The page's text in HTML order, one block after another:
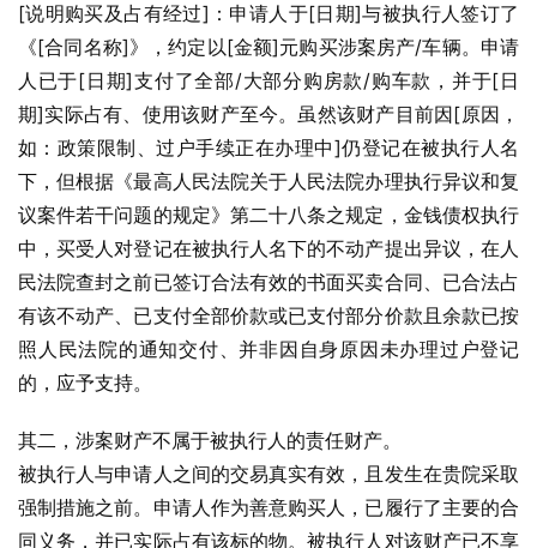
[说明购买及占有经过]：申请人于[日期]与被执行人签订了
《[合同名称]》，约定以[金额]元购买涉案房产/车辆。申请
人已于[日期]支付了全部/大部分购房款/购车款，并于[日
期]实际占有、使用该财产至今。虽然该财产目前因[原因，
如：政策限制、过户手续正在办理中]仍登记在被执行人名
下，但根据《最高人民法院关于人民法院办理执行异议和复
议案件若干问题的规定》第二十八条之规定，金钱债权执行
中，买受人对登记在被执行人名下的不动产提出异议，在人
民法院查封之前已签订合法有效的书面买卖合同、已合法占
有该不动产、已支付全部价款或已支付部分价款且余款已按
照人民法院的通知交付、并非因自身原因未办理过户登记
的，应予支持。
其二，涉案财产不属于被执行人的责任财产。
被执行人与申请人之间的交易真实有效，且发生在贵院采取
强制措施之前。申请人作为善意购买人，已履行了主要的合
同义务，并已实际占有该标的物。被执行人对该财产已不享